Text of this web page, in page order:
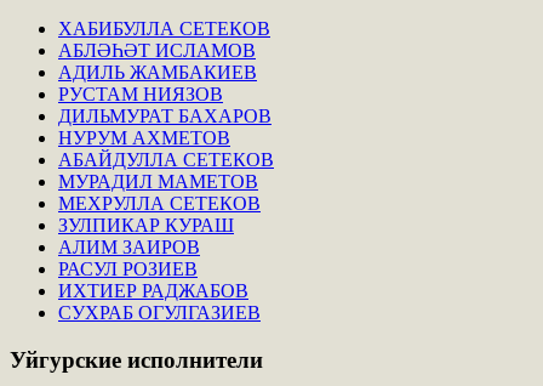
ХАБИБУЛЛА СЕТЕКОВ
АБЛӘҺӘТ ИСЛАМОВ
АДИЛЬ ЖАМБАКИЕВ
РУСТАМ НИЯЗОВ
ДИЛЬМУРАТ БАХАРОВ
НУРУМ АХМЕТОВ
АБАЙДУЛЛА СЕТЕКОВ
МУРАДИЛ МАМЕТОВ
МЕХРУЛЛА СЕТЕКОВ
ЗУЛПИКАР КУРАШ
АЛИМ ЗАИРОВ
РАСУЛ РОЗИЕВ
ИХТИЕР РАДЖАБОВ
СУХРАБ ОГУЛГАЗИЕВ
Уйгурские исполнители